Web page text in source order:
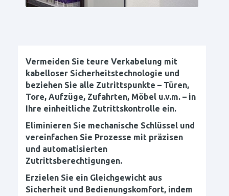
Vermeiden Sie teure Verkabelung mit
kabelloser Sicherheitstechnologie und
beziehen Sie alle Zutrittspunkte – Türen,
Tore, Aufzüge, Zufahrten, Möbel u.v.m. – in
Ihre einheitliche Zutrittskontrolle ein.
Eliminieren Sie mechanische Schlüssel und
vereinfachen Sie Prozesse mit präzisen
und automatisierten
Zutrittsberechtigungen.
Erzielen Sie ein Gleichgewicht aus
Sicherheit und Bedienungskomfort, indem